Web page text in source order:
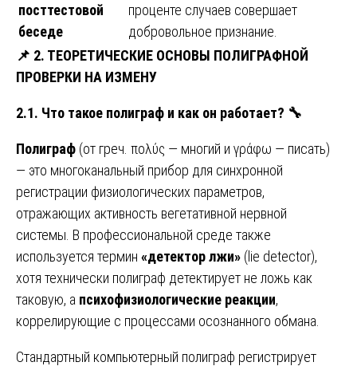
посттестовой
беседе
проценте случаев совершает
добровольное признание.
📌 2. ТЕОРЕТИЧЕСКИЕ ОСНОВЫ ПОЛИГРАФНОЙ
ПРОВЕРКИ НА ИЗМЕНУ
2.1. Что такое полиграф и как он работает? 🔧
Полиграф (от греч. πολύς — многий и γράφω — писать)
— это многоканальный прибор для синхронной
регистрации физиологических параметров,
отражающих активность вегетативной нервной
системы. В профессиональной среде также
используется термин «детектор лжи» (lie detector),
хотя технически полиграф детектирует не ложь как
таковую, а психофизиологические реакции,
коррелирующие с процессами осознанного обмана.
Стандартный компьютерный полиграф регистрирует